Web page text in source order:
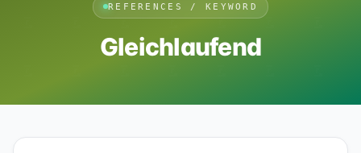
REFERENCES / KEYWORD
Gleichlaufend